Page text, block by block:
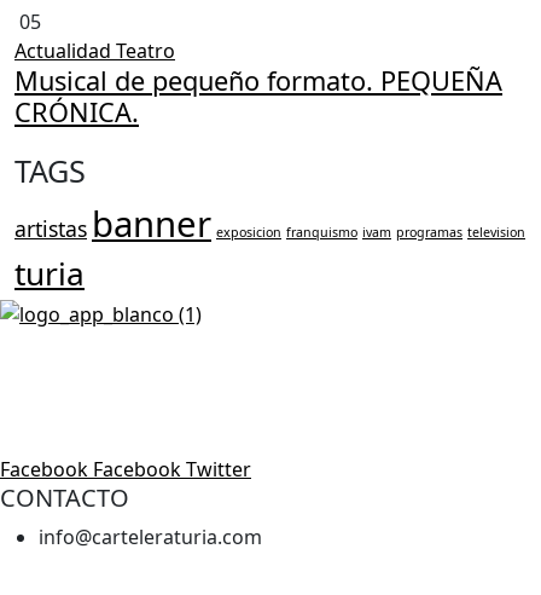
05
Actualidad Teatro
Musical de pequeño formato. PEQUEÑA
CRÓNICA.
TAGS
artistas banner exposicion franquismo ivam programas television
turia
Facebook FacebookTwitter
CONTACTO
info@carteleraturia.com